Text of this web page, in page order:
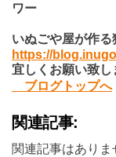
ワー
いぬごや屋が作
https://
宜しくお願い致し
ブログトップへ
関連記事:
関連記事はありま